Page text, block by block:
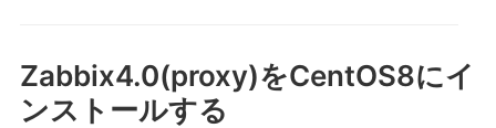
Zabbix4.0(proxy)をCentOS8にイ
ンストールする